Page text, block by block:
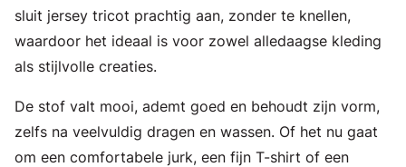
sluit jersey tricot prachtig aan, zonder te knellen,
waardoor het ideaal is voor zowel alledaagse kleding
als stijlvolle creaties.
De stof valt mooi, ademt goed en behoudt zijn vorm,
zelfs na veelvuldig dragen en wassen. Of het nu gaat
om een comfortabele jurk, een fijn T-shirt of een